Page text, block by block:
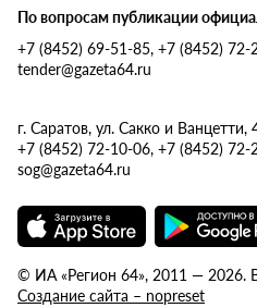
По вопросам публикации
+7 (8452) 69-51-85, +7 (8452) 72-
tender@gazeta64.ru
г. Саратов, ул. Сакко и Ванцетти,
+7 (8452) 72-10-06, +7 (8452) 72-
sog@gazeta64.ru
© ИА «Регион 64», 2011 — 2026.
Создание сайта – nopreset